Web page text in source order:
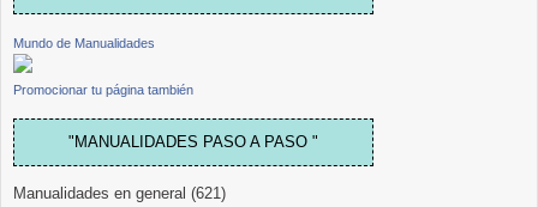
Mundo de Manualidades
Promocionar tu página también
"MANUALIDADES PASO A PASO "
Manualidades en general (621)